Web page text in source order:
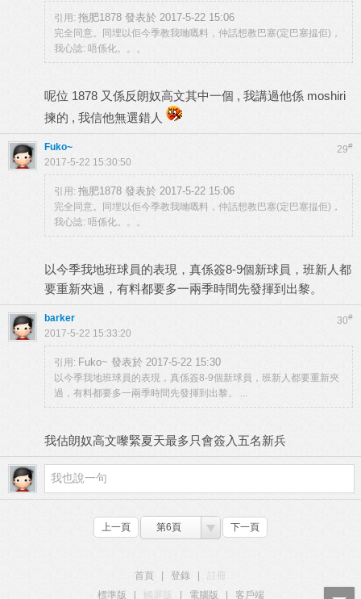
引用: 拖肥1878 發表於 2017-5-22 15:06
完全同意。同埋以佢今季教我哋嘅料，仲話想教巴塞(定巴塞揾佢)，
我心諗: 唔係化。。。
呢位 1878 又係反朗奴高文其中一個 , 我講過他係 moshiri
揀的 , 我信他無選錯人
29#
Fuko~
2017-5-22 15:30:50
引用: 拖肥1878 發表於 2017-5-22 15:06
完全同意。同埋以佢今季教我哋嘅料，仲話想教巴塞(定巴塞揾佢)，
我心諗: 唔係化。。。
以今季我地班球員的表現，真係簽8-9個新球員，班新人都
要重新夾過，有料都要多一兩季時間先發揮到出黎。
30#
barker
2017-5-22 15:33:20
引用: Fuko~ 發表於 2017-5-22 15:30
以今季我地班球員的表現，真係簽8-9個新球員，班新人都要重新夾
過，有料都要多一兩季時間先發揮到出黎。 ...
我估朗奴高文嚟緊夏天最多只會簽入五名新兵
上一頁 第6頁 下一頁
首頁 登錄
標準版
觸屏版 電腦版 客戶端